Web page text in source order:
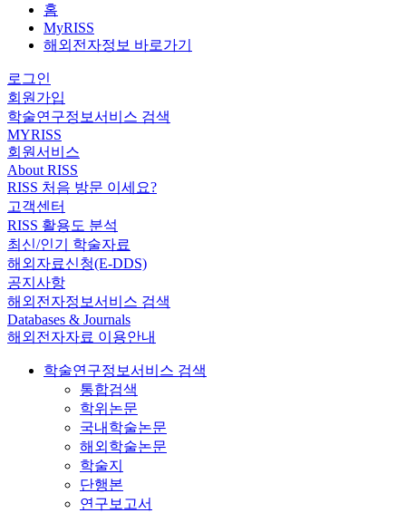
홈
MyRISS
해외전자정보 바로가기
로그인
회원가입
학술연구정보서비스 검색
MYRISS
회원서비스
About RISS
RISS 처음 방문 이세요?
고객센터
RISS 활용도 분석
최신/인기 학술자료
해외자료신청(E-DDS)
공지사항
해외전자정보서비스 검색
Databases & Journals
해외전자자료 이용안내
학술연구정보서비스 검색
통합검색
학위논문
국내학술논문
해외학술논문
학술지
단행본
연구보고서